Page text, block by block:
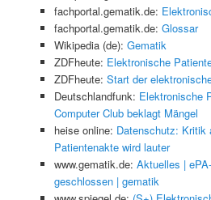
fachportal.gematik.de:
fachportal.gematik.de: Glossar
Wikipedia (de): Gematik
ZDFheute: Elektronische
ZDFheute: Start der
Deutschlandfunk: Elektronische
Computer Club beklagt Mängel
heise online: Datenschutz: Kritik
Patientenakte wird lauter
www.gematik.de: Aktuelles |
geschlossen | gematik